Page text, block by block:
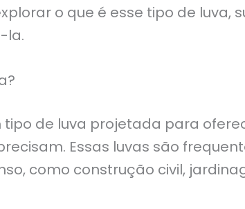
o que é esse tipo de luva,
la.
de luva projetada para
Essas luvas são
como construção civil,